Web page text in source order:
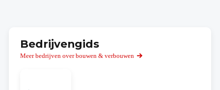
Bedrijvengids
Meer bedrijven over bouwen & verbouwen